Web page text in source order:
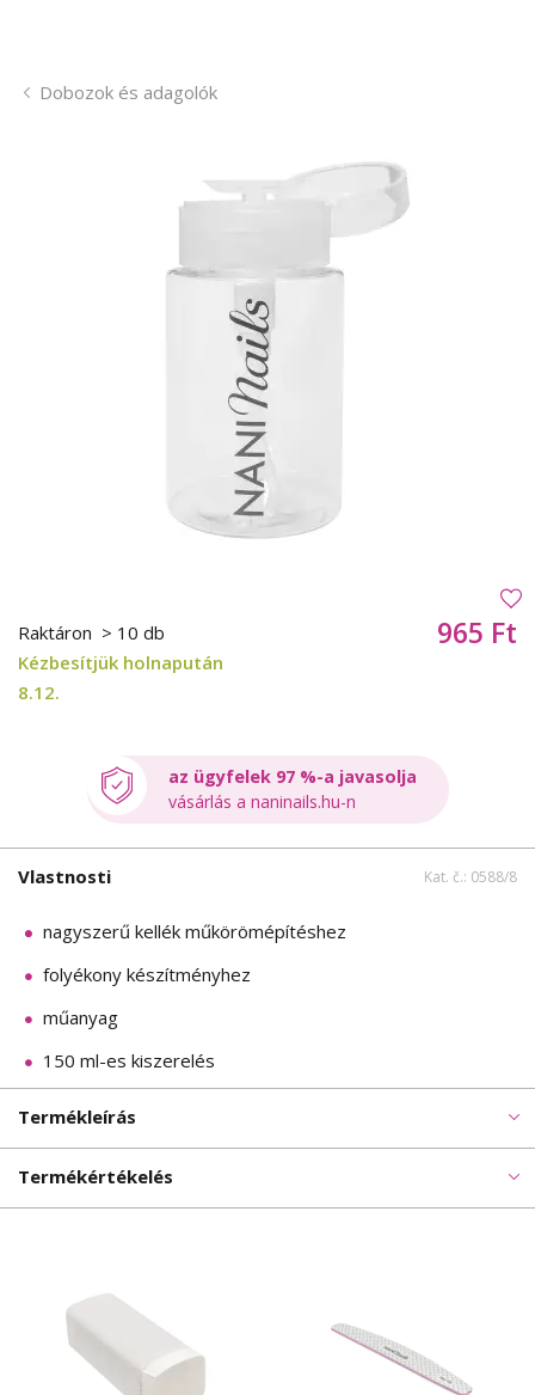
Dobozok és adagolók
Raktáron > 10 db
Kézbesítjük holnapután
8.12.
965 Ft
az ügyfelek 97 %-a javasolja
vásárlás a naninails.hu-n
Vlastnosti Kat. č.: 0588/8
nagyszerű kellék műkörömépítéshez
folyékony készítményhez
műanyag
150 ml-es kiszerelés
Termékleírás
Termékértékelés